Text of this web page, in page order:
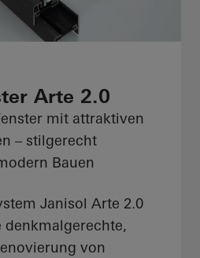
Arte 2.0
mit attraktiven
– stilgerecht
Bauen
Janisol Arte 2.0
denkmalgerechte,
von